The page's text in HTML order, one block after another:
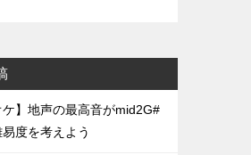
ケ】地声の最高音がmid2G#
度を考えよう